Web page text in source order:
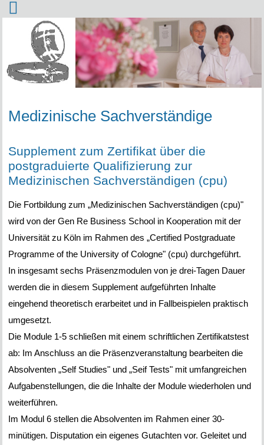
Medizinische Sachverständige
Supplement zum Zertifikat über die
postgraduierte Qualifizierung zur
Medizinischen Sachverständigen (cpu)
Die Fortbildung zum „Medizinischen Sachverständigen (cpu)"
wird von der Gen Re Business School in Kooperation mit der
Universität zu Köln im Rahmen des „Certified Postgraduate
Programme of the University of Cologne" (cpu) durchgeführt.
In insgesamt sechs Präsenzmodulen von je drei-Tagen Dauer
werden die in diesem Supplement aufgeführten Inhalte
eingehend theoretisch erarbeitet und in Fallbeispielen praktisch
umgesetzt.
Die Module 1-5 schließen mit einem schriftlichen Zertifikatstest
ab: Im Anschluss an die Präsenzveranstaltung bearbeiten die
Absolventen „Self Studies" und „Seif Tests" mit umfangreichen
Aufgabenstellungen, die die Inhalte der Module wiederholen und
weiterführen.
Im Modul 6 stellen die Absolventen im Rahmen einer 30-
minütigen. Disputation ein eigenes Gutachten vor. Geleitet und